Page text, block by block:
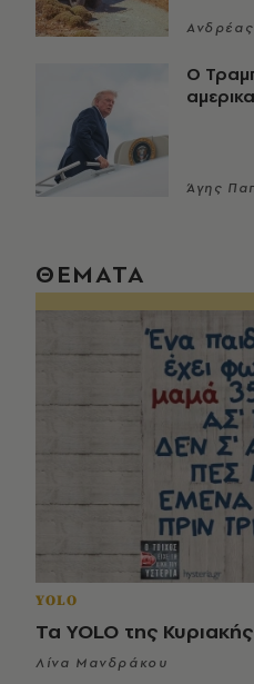
Ανδρέας
Ο
Άγης
ΘΕΜΑΤΑ
YOLO
Τα YOLO της
Λίνα Μανδράκου